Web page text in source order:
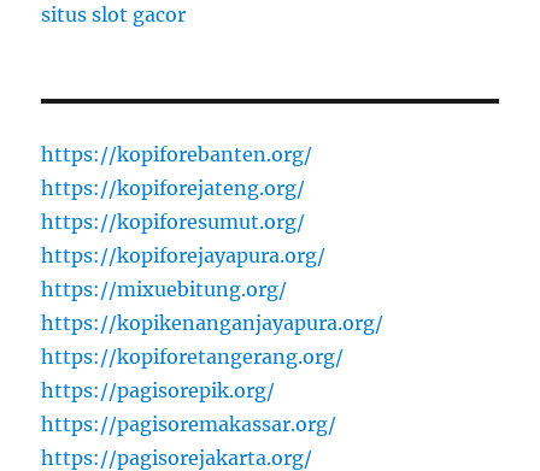
situs slot gacor
https://kopiforebanten.org/
https://kopiforejateng.org/
https://kopiforesumut.org/
https://kopiforejayapura.org/
https://mixuebitung.org/
https://kopikenanganjayapura.org/
https://kopiforetangerang.org/
https://pagisorepik.org/
https://pagisoremakassar.org/
https://pagisorejakarta.org/